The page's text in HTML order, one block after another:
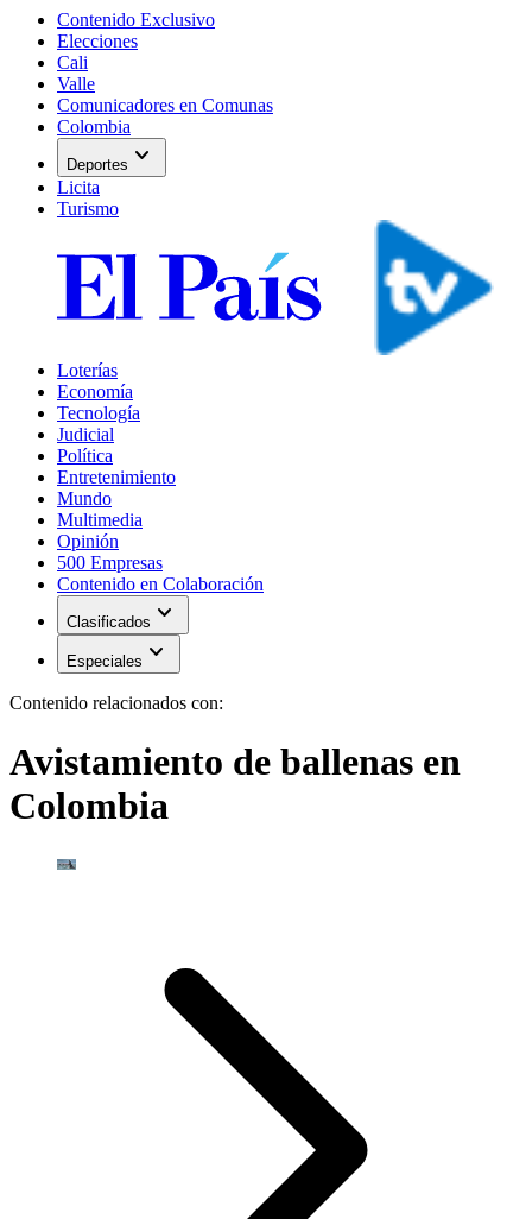
Contenido Exclusivo
Elecciones
Cali
Valle
Comunicadores en Comunas
Colombia
Deportes expand_more
Licita
Turismo
Loterías
Economía
Tecnología
Judicial
Política
Entretenimiento
Mundo
Multimedia
Opinión
500 Empresas
Contenido en Colaboración
Clasificados expand_more
Especiales expand_more
Contenido relacionados con:
Avistamiento de ballenas en
Colombia